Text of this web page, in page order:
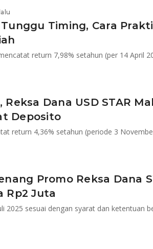
Timing, Cara
Dana USD STAR
Deposito
Promo Reksa Dana
Rp2 Juta
2025 sesuai dengan syarat dan ketentuan